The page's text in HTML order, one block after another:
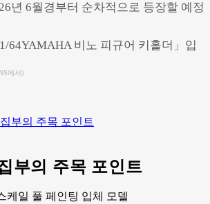
년 6월경부터 순차적으로 등장할 예정
에서)
부의 주목 포인트
부의 주목 포인트
케일 풀 페인팅 입체 모델